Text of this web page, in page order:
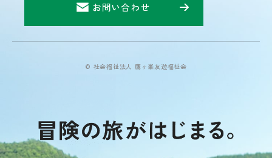
お問い合わせ
© 社会福祉法人 鷹ヶ峯友遊福祉会